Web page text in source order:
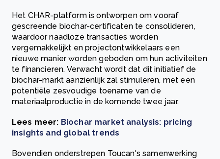
Het CHAR-platform is ontworpen om vooraf
gescreende biochar-certificaten te consolideren,
waardoor naadloze transacties worden
vergemakkelijkt en projectontwikkelaars een
nieuwe manier worden geboden om hun activiteiten
te financieren. Verwacht wordt dat dit initiatief de
biochar-markt aanzienlijk zal stimuleren, met een
potentiële zesvoudige toename van de
materiaalproductie in de komende twee jaar.
Lees meer: Biochar market analysis: pricing
insights and global trends
Bovendien onderstrepen Toucan's samenwerking